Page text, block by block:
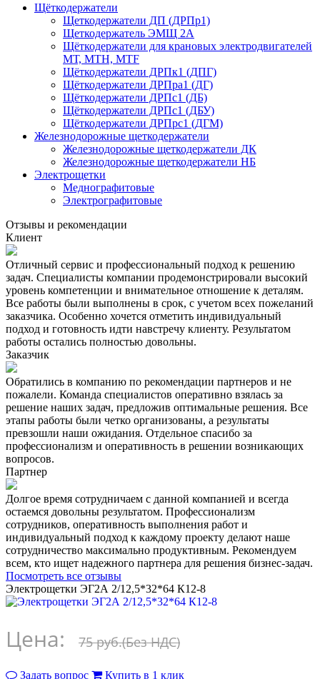
Щёткодержатели
Щеткодержатели ДП (ДРПр1)
Щеткодержатель ЭМЩ 2А
Щёткодержатели для крановых электродвигателей
МТ, МТН, МТF
Щёткодержатели ДРПк1 (ДПГ)
Щёткодержатели ДРПра1 (ДГ)
Щёткодержатели ДРПс1 (ДБ)
Щёткодержатели ДРПс1 (ДБУ)
Щёткодержатели ДРПрс1 (ДГМ)
Железнодорожные щеткодержатели
Железнодорожные щеткодержатели ДК
Железнодорожные щеткодержатели НБ
Электрощетки
Меднографитовые
Электрографитовые
Отзывы и рекомендации
Клиент
Отличный сервис и профессиональный подход к решению
задач. Специалисты компании продемонстрировали высокий
уровень компетенции и внимательное отношение к деталям.
Все работы были выполнены в срок, с учетом всех пожеланий
заказчика. Особенно хочется отметить индивидуальный
подход и готовность идти навстречу клиенту. Результатом
работы остались полностью довольны.
Заказчик
Обратились в компанию по рекомендации партнеров и не
пожалели. Команда специалистов оперативно взялась за
решение наших задач, предложив оптимальные решения. Все
этапы работы были четко организованы, а результаты
превзошли наши ожидания. Отдельное спасибо за
профессионализм и оперативность в решении возникающих
вопросов.
Партнер
Долгое время сотрудничаем с данной компанией и всегда
остаемся довольны результатом. Профессионализм
сотрудников, оперативность выполнения работ и
индивидуальный подход к каждому проекту делают наше
сотрудничество максимально продуктивным. Рекомендуем
всем, кто ищет надежного партнера для решения бизнес-задач.
Посмотреть все отзывы
Электрощетки ЭГ2А 2/12,5*32*64 К12-8
Цена: 75 руб.(Без НДС)
Задать вопрос Купить в 1 клик